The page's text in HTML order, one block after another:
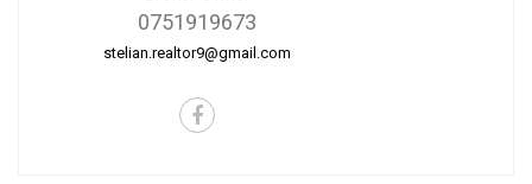
0751919673
stelian.realtor9@gmail.com